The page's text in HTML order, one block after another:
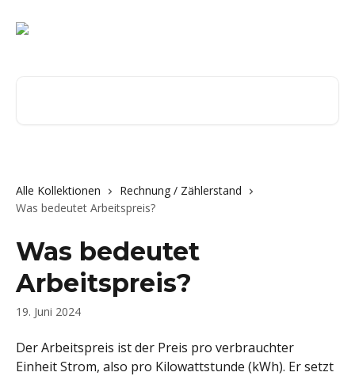
Alle Kollektionen
Rechnung / Zählerstand
Was bedeutet Arbeitspreis?
Was bedeutet
Arbeitspreis?
19. Juni 2024
Der Arbeitspreis ist der Preis pro verbrauchter
Einheit Strom, also pro Kilowattstunde (kWh). Er setzt